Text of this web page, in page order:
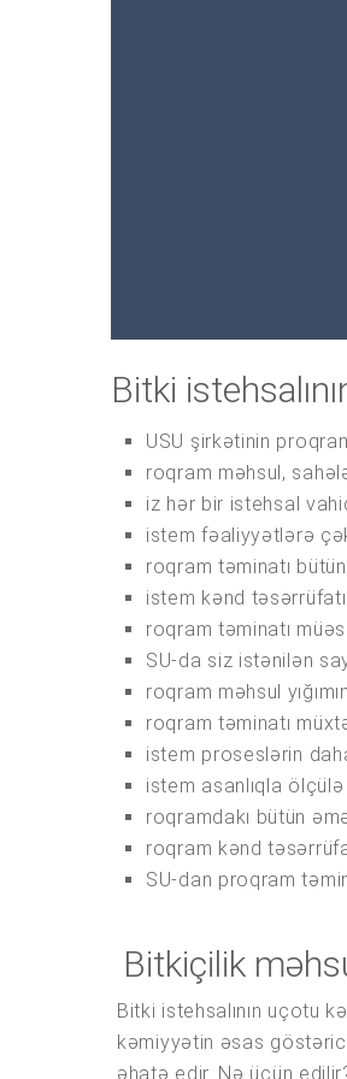
Bitki
USU şirkətinin
roqram məhsul,
iz hər bir istehsal
istem fəaliyyətlərə
roqram təminatı
istem kənd
roqram təminatı
SU-da siz istənilən
roqram məhsul
roqram təminatı
istem proseslərin
istem asanlıqla
roqramdakı bütün
roqram kənd
SU-dan proqram
Bitkiçilik
Bitki istehsalının uçotu
kəmiyyətin əsas
əhatə edir. Nə üçün